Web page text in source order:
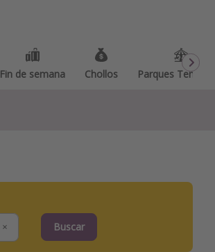
Fin de semana Chollos Parques
Buscar